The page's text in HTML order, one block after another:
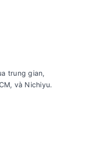
trung gian,
và Nichiyu.